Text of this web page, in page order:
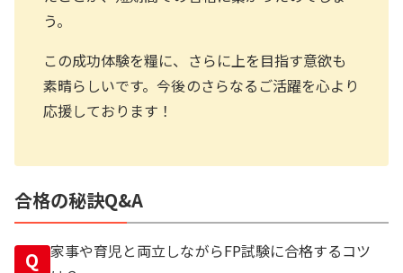
う。
この成功体験を糧に、さらに上を目指す意欲も
素晴らしいです。今後のさらなるご活躍を心より
応援しております！
合格の秘訣Q&A
Q 家事や育児と両立しながらFP試験に合格するコツ